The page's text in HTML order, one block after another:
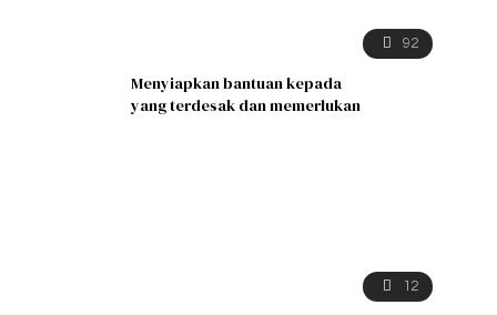
92
Menyiapkan bantuan kepada
yang terdesak dan memerlukan
12